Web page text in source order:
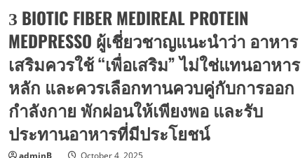
สุด
หรู
Sawasdee
Chaophraya
Cruise
ใกล้
ชิด
นี้
ไม่มี
อีก
แล้ว!!
จัด
คอนเสิร์ต
ต่าง
ประเทศ
ดึง
วง
บอย
แบน
ด์
ตึง
จาก
แดน
ปลา
ดิบ
З BIOTIC FIBER MEDIREAL PROTEIN
MEDPRESSO ผู้เชี่ยวชาญแนะนำว่า อาหาร
เสริมควรใช้ “เพื่อเสริม” ไม่ใช่แทนอาหาร
หลัก และควรเลือกทานควบคู่กับการออก
กำลังกาย พักผ่อนให้เพียงพอ และรับ
ประทานอาหารที่มีประโยชน์
adminB October 4, 2025